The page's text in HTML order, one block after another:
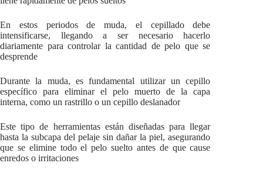
En estos periodos de muda, el cepillado debe
intensificarse, llegando a ser necesario hacerlo
diariamente para controlar la cantidad de pelo que se
desprende
Durante la muda, es fundamental utilizar un cepillo
específico para eliminar el pelo muerto de la capa
interna, como un rastrillo o un cepillo deslanador
Este tipo de herramientas están diseñadas para llegar
hasta la subcapa del pelaje sin dañar la piel, asegurando
que se elimine todo el pelo suelto antes de que cause
enredos o irritaciones